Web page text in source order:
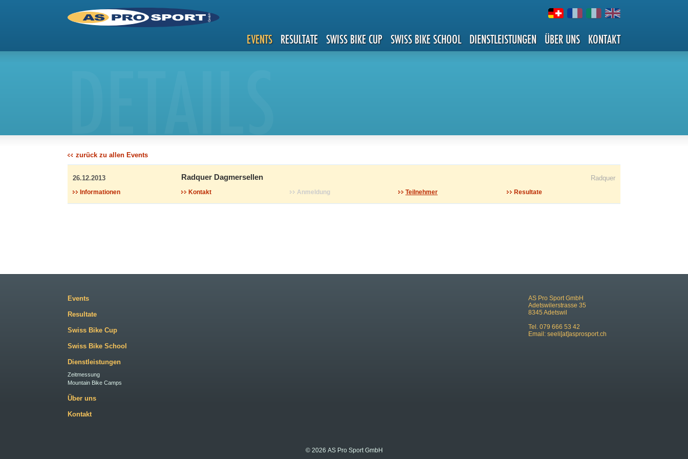
EVENTS RESULTATE SWISS BIKE CUP SWISS BIKE SCHOOL DIENSTLEISTUNGEN ÜBER UNS KONTAKT
zurück zu allen Events
26.12.2013 Radquer
Radquer Dagmersellen
Informationen Kontakt Anmeldung Teilnehmer Resultate
AS Pro Sport GmbH
Adetswilerstrasse 35
8345 Adetswil
Tel. 079 666 53 42
Email: seeli[at]asprosport.ch
Events
Resultate
Swiss Bike Cup
Swiss Bike School
Dienstleistungen
Zeitmessung
Mountain Bike Camps
Über uns
Kontakt
© 2026 AS Pro Sport GmbH